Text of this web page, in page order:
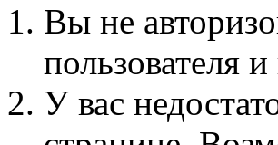
Вы не
пользователя
У вас